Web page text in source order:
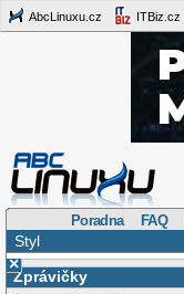
AbcLinuxu.cz ITBiz.cz
Poradna FAQ
Styl
×
Zprávičky